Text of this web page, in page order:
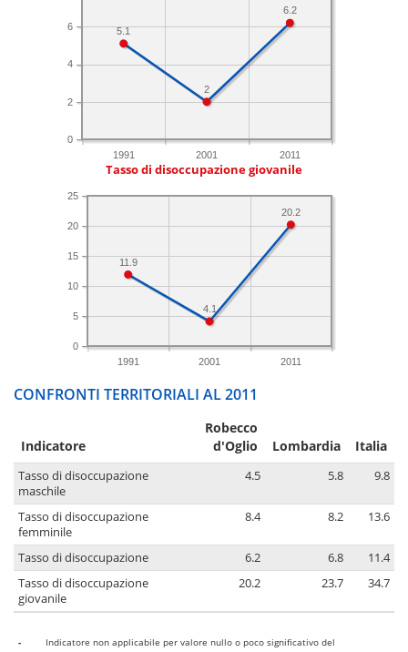
1991 2001 2011
0
2
4
6
6.2
2
5.1
Tasso di disoccupazione giovanile
1991 2001 2011
0
5
10
15
20
25
20.2
4.1
11.9
CONFRONTI TERRITORIALI AL 2011
Indicatore
Robecco
d'Oglio
Lombardia Italia
Tasso di disoccupazione
maschile
4.5 5.8 9.8
Tasso di disoccupazione
femminile
8.4 8.2 13.6
Tasso di disoccupazione 6.2 6.8
11.4
Tasso di disoccupazione
giovanile
20.2 23.7 34.7
-
Indicatore non applicabile per valore nullo o poco significativo del